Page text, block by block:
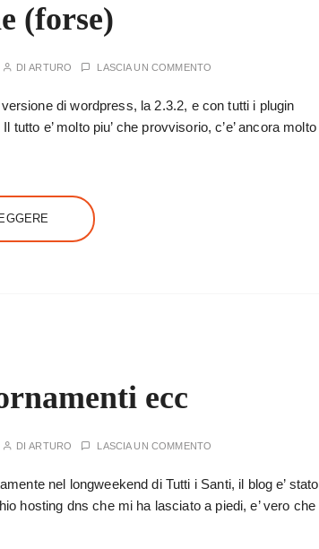
(forse)
DIARTURO LASCIA UN COMMENTO
di wordpress, la 2.3.2, e con tutti i plugin
e’ molto piu’ che provvisorio, c’e’ ancora molto
ecc
DIARTURO LASCIA UN COMMENTO
nel longweekend di Tutti i Santi, il blog e’ stato
hosting dns che mi ha lasciato a piedi, e’ vero che